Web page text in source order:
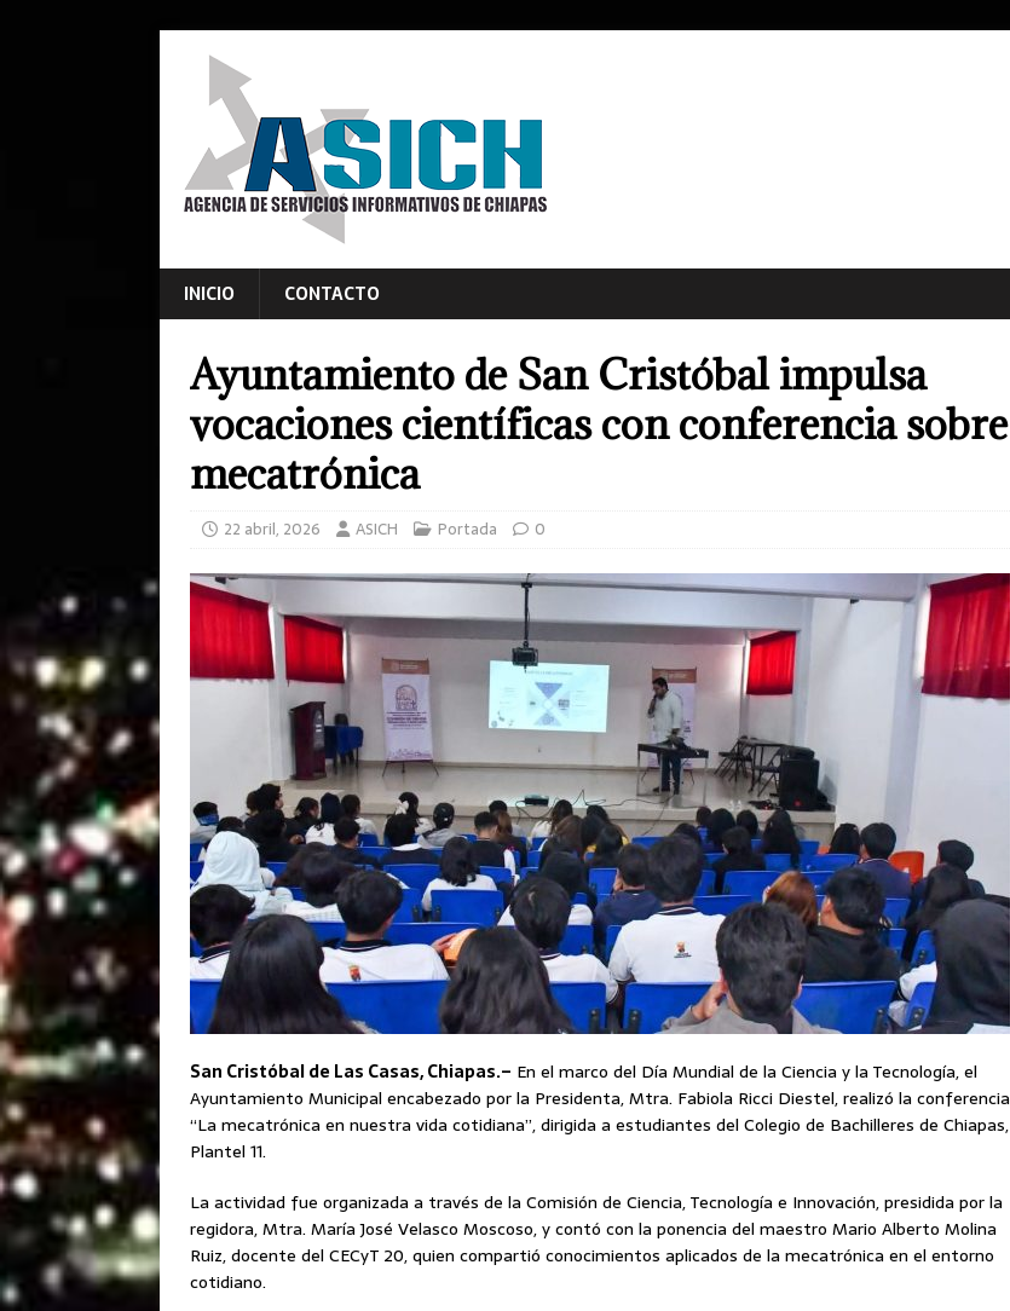
INICIO CONTACTO
Ayuntamiento de San Cristóbal impulsa
vocaciones científicas con conferencia sobre
mecatrónica
22 abril, 2026 ASICH Portada 0
San Cristóbal de Las Casas, Chiapas.– En el marco del Día Mundial de la Ciencia y la Tecnología, el
Ayuntamiento Municipal encabezado por la Presidenta, Mtra. Fabiola Ricci Diestel, realizó la conferencia
“La mecatrónica en nuestra vida cotidiana”, dirigida a estudiantes del Colegio de Bachilleres de Chiapas,
Plantel 11.
La actividad fue organizada a través de la Comisión de Ciencia, Tecnología e Innovación, presidida por la
regidora, Mtra. María José Velasco Moscoso, y contó con la ponencia del maestro Mario Alberto Molina
Ruiz, docente del CECyT 20, quien compartió conocimientos aplicados de la mecatrónica en el entorno
cotidiano.